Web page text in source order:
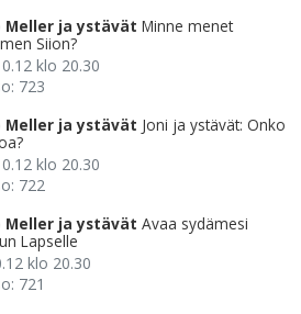
Meller ja ystävät Minne menet
Siion?
klo 20.30
723
Meller ja ystävät Joni ja ystävät: Onko
klo 20.30
722
Meller ja ystävät Avaa sydämesi
Lapselle
klo 20.30
721